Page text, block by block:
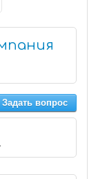
Задать вопрос